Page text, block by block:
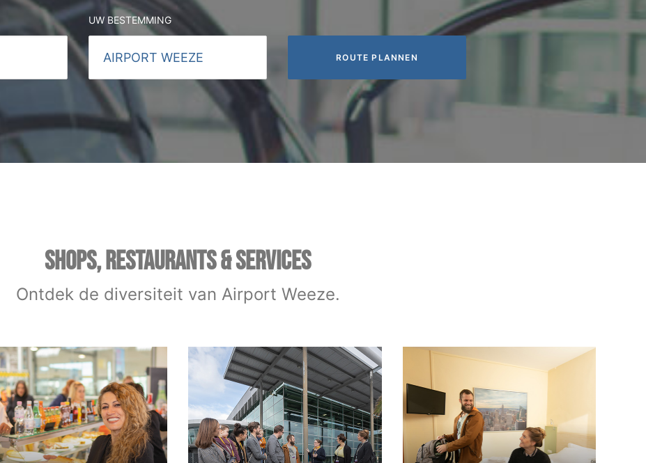
UW BESTEMMING
SHOPS, RESTAURANTS & SERVICES
Ontdek de diversiteit van Airport Weeze.